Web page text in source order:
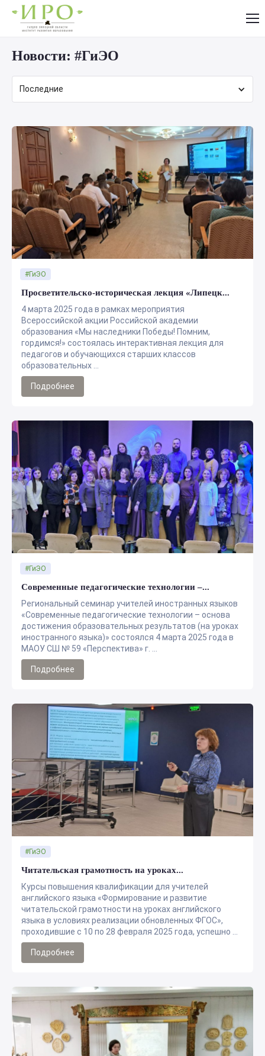
Новости: #ГиЭО
Последние
Просветительско-историческая лекция «Липецк...
4 марта 2025 года в рамках мероприятия
Всероссийской акции Российской академии
образования «Мы наследники Победы! Помним,
гордимся!» состоялась интерактивная лекция для
педагогов и обучающихся старших классов
образовательных ...
#ГиЭО
Подробнее
Современные педагогические технологии –...
Региональный семинар учителей иностранных языков
«Современные педагогические технологии – основа
достижения образовательных результатов (на уроках
иностранного языка)» состоялся 4 марта 2025 года в
МАОУ СШ № 59 «Перспектива» г. ...
#ГиЭО
Подробнее
Читательская грамотность на уроках...
Курсы повышения квалификации для учителей
английского языка «Формирование и развитие
читательской грамотности на уроках английского
языка в условиях реализации обновленных ФГОС»,
проходившие с 10 по 28 февраля 2025 года, успешно ...
#ГиЭО
Подробнее